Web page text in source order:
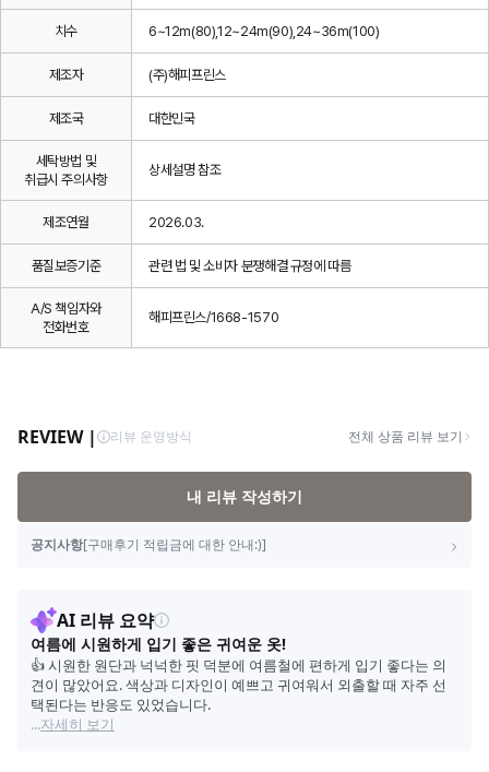
치수 6~12m(80),12~24m(90),24~36m(100)
제조자 (주)해피프린스
제조국 대한민국
세탁방법 및
취급시 주의사항
상세설명 참조
제조연월 2026.03.
품질보증기준 관련 법 및 소비자 분쟁해결 규정에 따름
A/S 책임자와
전화번호
해피프린스/1668-1570